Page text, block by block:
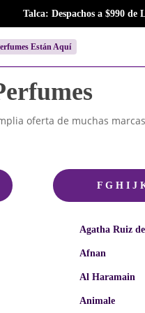
Talca: Despachos a $990 de
Están Aquí
oferta de muchas
F G H I J
Agatha Ruiz
Afnan
Al Haramain
Animale